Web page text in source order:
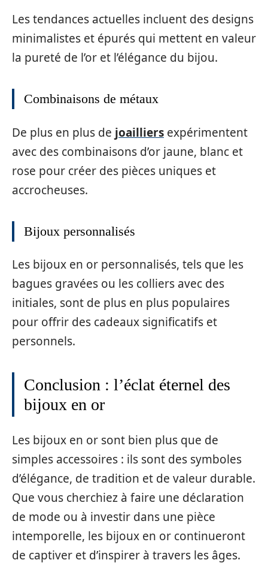
Les tendances actuelles incluent des designs
minimalistes et épurés qui mettent en valeur
la pureté de l’or et l’élégance du bijou.
Combinaisons de métaux
De plus en plus de joailliers expérimentent
avec des combinaisons d’or jaune, blanc et
rose pour créer des pièces uniques et
accrocheuses.
Bijoux personnalisés
Les bijoux en or personnalisés, tels que les
bagues gravées ou les colliers avec des
initiales, sont de plus en plus populaires
pour offrir des cadeaux significatifs et
personnels.
Conclusion : l’éclat éternel des
bijoux en or
Les bijoux en or sont bien plus que de
simples accessoires : ils sont des symboles
d’élégance, de tradition et de valeur durable.
Que vous cherchiez à faire une déclaration
de mode ou à investir dans une pièce
intemporelle, les bijoux en or continueront
de captiver et d’inspirer à travers les âges.